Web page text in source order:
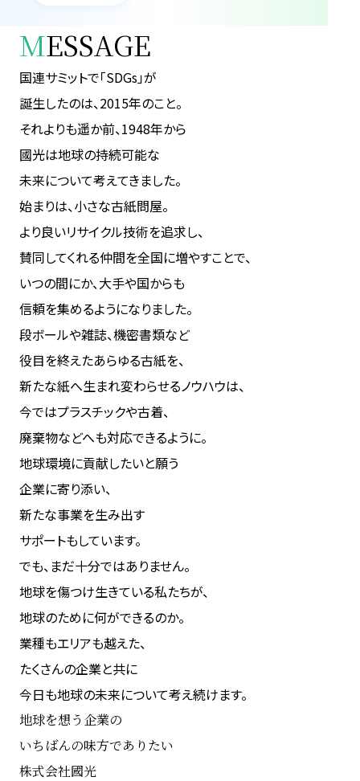
MESSAGE
国連サミットで「SDGs」が
誕生したのは、2015年のこと。
それよりも遥か前、1948年から
國光は地球の持続可能な
未来について考えてきました。
始まりは、小さな古紙問屋。
より良いリサイクル技術を追求し、
賛同してくれる仲間を全国に増やすことで、
いつの間にか、大手や国からも
信頼を集めるようになりました。
段ボールや雑誌、機密書類など
役目を終えたあらゆる古紙を、
新たな紙へ生まれ変わらせるノウハウは、
今ではプラスチックや古着、
廃棄物などへも対応できるように。
地球環境に貢献したいと願う
企業に寄り添い、
新たな事業を生み出す
サポートもしています。
でも、まだ十分ではありません。
地球を傷つけ生きている私たちが、
地球のために何ができるのか。
業種もエリアも越えた、
たくさんの企業と共に
今日も地球の未来について考え続けます。
地球を想う企業の
いちばんの味方でありたい
株式会社國光